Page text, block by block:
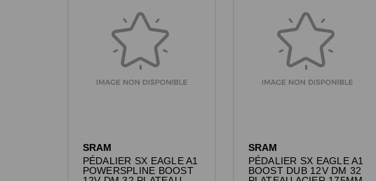
SRAM
PÉDALIER SX EAGLE A1
POWERSPLINE BOOST
SRAM
PÉDALIER SX EAGLE A1
BOOST DUB 12V DM 32